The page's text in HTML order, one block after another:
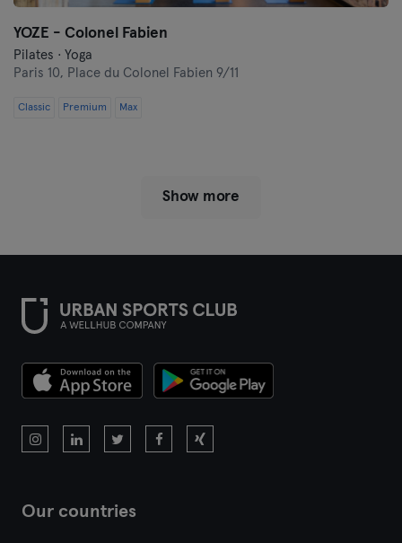
YOZE - Colonel Fabien
Pilates · Yoga
Paris 10, Place du Colonel Fabien 9/11
Classic Premium Max
Show more
Our countries